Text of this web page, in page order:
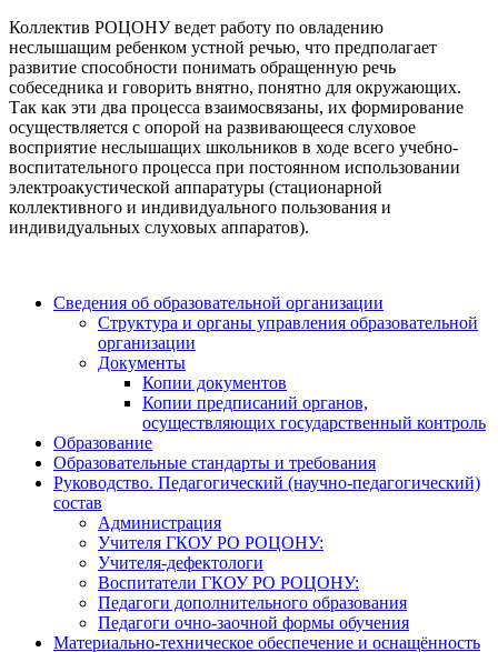
Коллектив РОЦОНУ ведет работу по овладению
неслышащим ребенком устной речью, что предполагает
развитие способности понимать обращенную речь
собеседника и говорить внятно, понятно для окружающих.
Так как эти два процесса взаимосвязаны, их формирование
осуществляется с опорой на развивающееся слуховое
восприятие неслышащих школьников в ходе всего учебно-
воспитательного процесса при постоянном использовании
электроакустической аппаратуры (стационарной
коллективного и индивидуального пользования и
индивидуальных слуховых аппаратов).
Сведения об образовательной организации
Структура и органы управления образовательной
организации
Документы
Копии документов
Копии предписаний органов,
осуществляющих государственный контроль
Образование
Образовательные стандарты и требования
Руководство. Педагогический (научно-педагогический)
состав
Администрация
Учителя ГКОУ РО РОЦОНУ:
Учителя-дефектологи
Воспитатели ГКОУ РО РОЦОНУ:
Педагоги дополнительного образования
Педагоги очно-заочной формы обучения
Материально-техническое обеспечение и оснащённость